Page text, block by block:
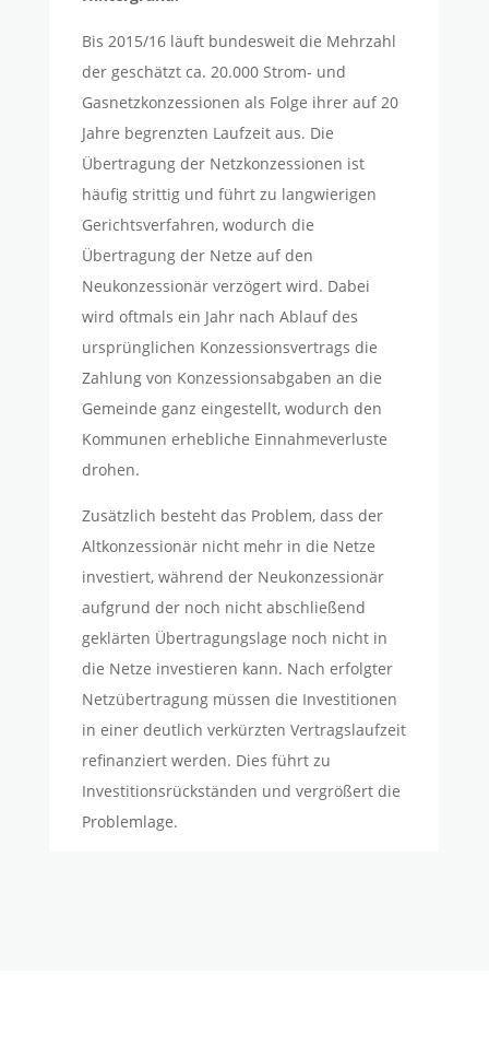
Bis 2015/16 läuft bundesweit die Mehrzahl
der geschätzt ca. 20.000 Strom- und
Gasnetzkonzessionen als Folge ihrer auf 20
Jahre begrenzten Laufzeit aus. Die
Übertragung der Netzkonzessionen ist
häufig strittig und führt zu langwierigen
Gerichtsverfahren, wodurch die
Übertragung der Netze auf den
Neukonzessionär verzögert wird. Dabei
wird oftmals ein Jahr nach Ablauf des
ursprünglichen Konzessionsvertrags die
Zahlung von Konzessionsabgaben an die
Gemeinde ganz eingestellt, wodurch den
Kommunen erhebliche Einnahmeverluste
drohen.
Zusätzlich besteht das Problem, dass der
Altkonzessionär nicht mehr in die Netze
investiert, während der Neukonzessionär
aufgrund der noch nicht abschließend
geklärten Übertragungslage noch nicht in
die Netze investieren kann. Nach erfolgter
Netzübertragung müssen die Investitionen
in einer deutlich verkürzten Vertragslaufzeit
refinanziert werden. Dies führt zu
Investitionsrückständen und vergrößert die
Problemlage.